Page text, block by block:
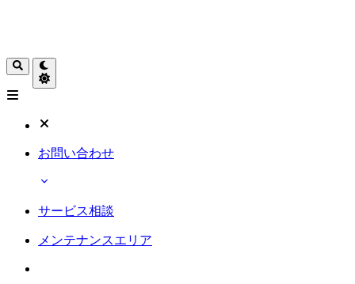
お問い合わせ
サービス相談
メンテナンスエリア